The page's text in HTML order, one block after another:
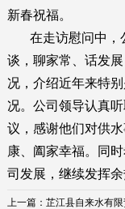
新春祝福。
在走访慰问中，
谈，聊家常、话发
况，介绍近年来特
况。公司领导认真
议，感谢他们对供
康、阖家幸福。同
司发展，继续发挥
上一篇： 芷江县自来水有